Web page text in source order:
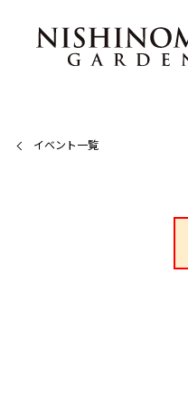
イベント一覧